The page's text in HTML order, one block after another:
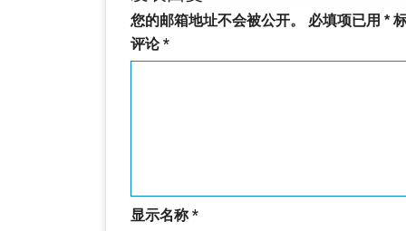
您的邮箱地址不会被公开。 必填项已用 *
评论*
显示名称*